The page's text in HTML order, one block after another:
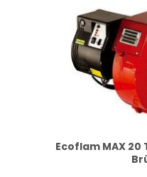
Ecoflam MAX